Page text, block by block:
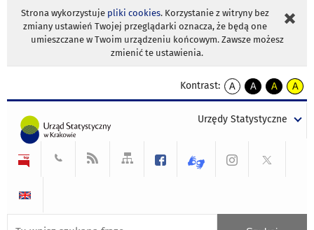
Strona wykorzystuje pliki cookies. Korzystanie z witryny bez
zmiany ustawień Twojej przeglądarki oznacza, że będą one
umieszczane w Twoim urządzeniu końcowym. Zawsze możesz
zmienić te ustawienia.
Kontrast:
A
kontrast
A
kontrast
tekst
czarnym
A
kontrast
tekst
czarnym
A
tekst
żółtym
Urzędy Statystyczne